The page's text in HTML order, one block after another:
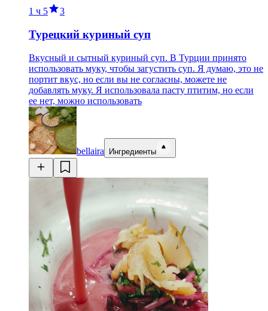
1 ч 5 3
Турецкий куриный суп
Вкусный и сытный куриный суп. В Турции принято
использовать муку, чтобы загустить суп. Я думаю, это не
портит вкус, но если вы не согласны, можете не
добавлять муку. Я использовала пасту птитим, но если
ее нет, можно использовать
bellaira Ингредиенты